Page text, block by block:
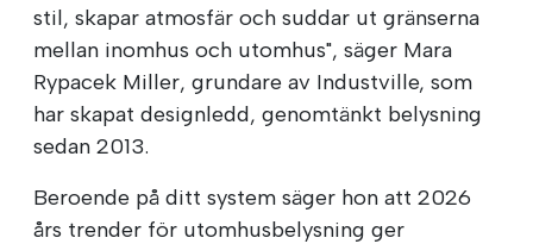
stil, skapar atmosfär och suddar ut gränserna
mellan inomhus och utomhus", säger Mara
Rypacek Miller, grundare av Industville, som
har skapat designledd, genomtänkt belysning
sedan 2013.
Beroende på ditt system säger hon att 2026
års trender för utomhusbelysning ger